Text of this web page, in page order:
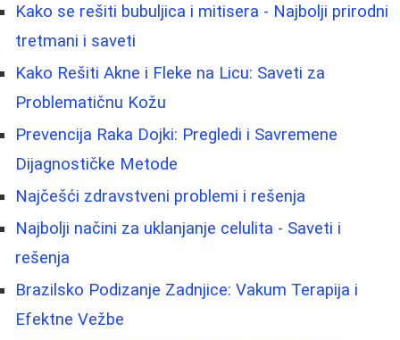
Kako se rešiti bubuljica i mitisera - Najbolji prirodni
tretmani i saveti
Kako Rešiti Akne i Fleke na Licu: Saveti za
Problematičnu Kožu
Prevencija Raka Dojki: Pregledi i Savremene
Dijagnostičke Metode
Najčešći zdravstveni problemi i rešenja
Najbolji načini za uklanjanje celulita - Saveti i
rešenja
Brazilsko Podizanje Zadnjice: Vakum Terapija i
Efektne Vežbe